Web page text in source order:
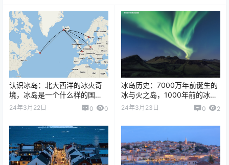
认识冰岛：北大西洋的冰火奇
境，冰岛是一个什么样的国
家？
24年3月22日 0 0
冰岛历史：7000万年前诞生的
冰与火之岛，1000年前的冰岛
自由邦，1944年独立的冰岛共
24年3月23日 0 2